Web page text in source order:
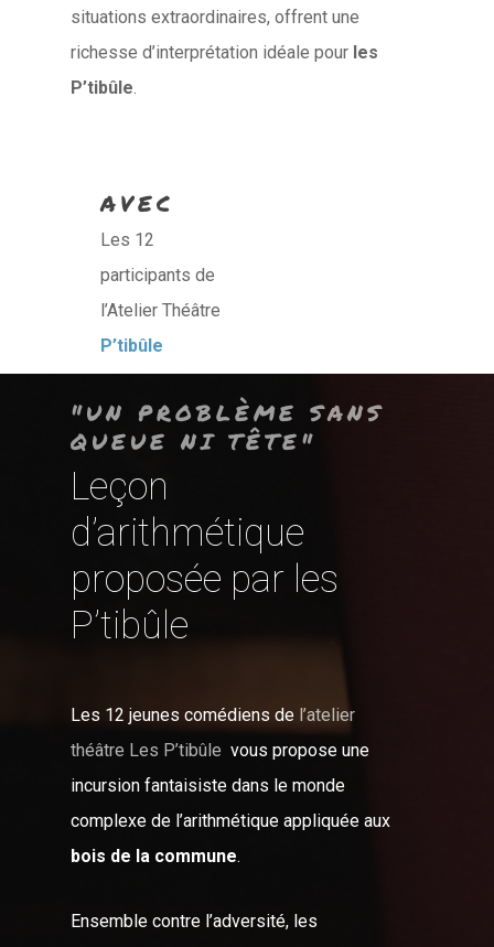
situations extraordinaires, offrent une
richesse d’interprétation idéale pour les
P’tibûle.
AVEC
Les 12
participants de
l’Atelier Théâtre
P’tibûle
"UN PROBLÈME SANS
QUEUE NI TÊTE"
Leçon
d’arithmétique
proposée par les
P’tibûle
Les 12 jeunes comédiens de l’atelier
théâtre Les P’tibûle vous propose une
incursion fantaisiste dans le monde
complexe de l’arithmétique appliquée aux
bois de la commune.
Ensemble contre l’adversité, les